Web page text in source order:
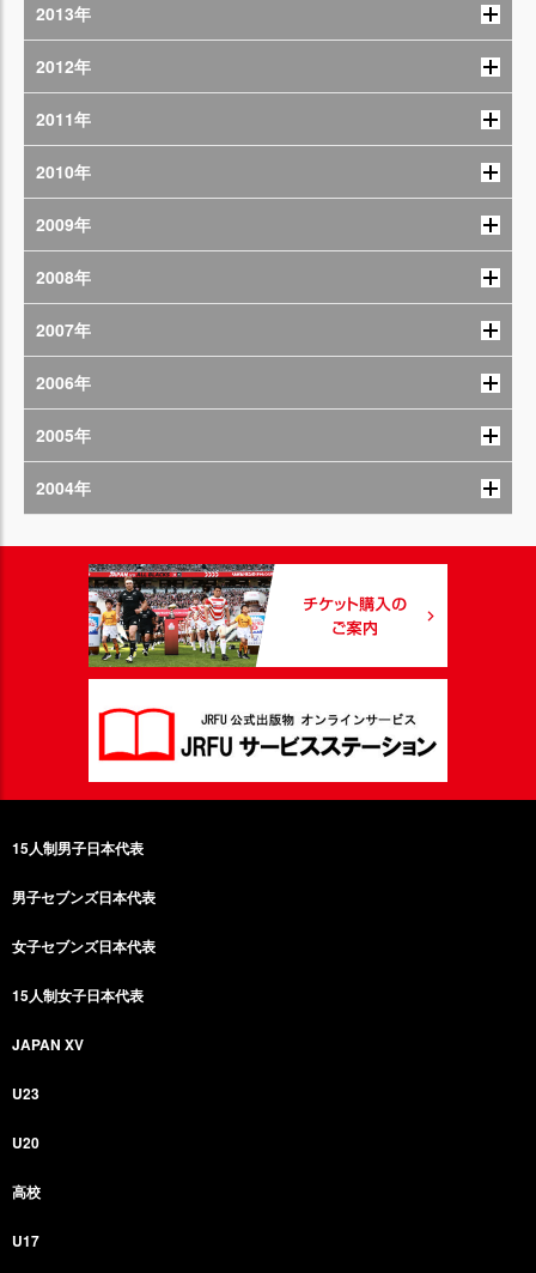
2013年
2012年
2011年
2010年
2009年
2008年
2007年
2006年
2005年
2004年
15人制男子日本代表
男子セブンズ日本代表
女子セブンズ日本代表
15人制女子日本代表
JAPAN XV
U23
U20
高校
U17